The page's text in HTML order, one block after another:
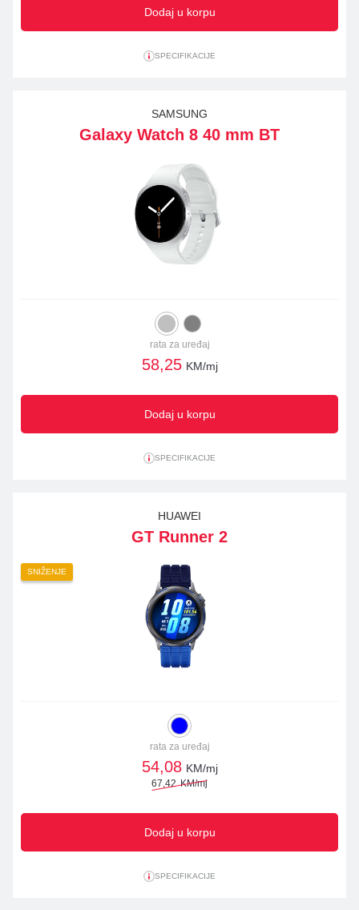
Dodaj u korpu
SPECIFIKACIJE
SAMSUNG
Galaxy Watch 8 40 mm BT
rata za uređaj
58,25 KM/mj
Dodaj u korpu
SPECIFIKACIJE
HUAWEI
GT Runner 2
SNIŽENJE
rata za uređaj
54,08 KM/mj
67,42 KM/mj
Dodaj u korpu
SPECIFIKACIJE